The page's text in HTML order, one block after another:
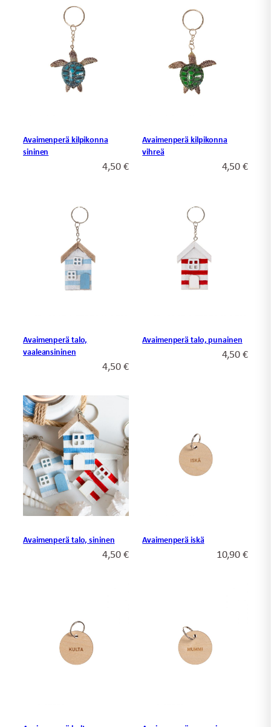
Avaimenperä kilpikonna
sininen
4,50€
Avaimenperä kilpikonna
vihreä
4,50€
Avaimenperä talo,
vaaleansininen
4,50€
Avaimenperä talo, punainen
4,50€
Avaimenperä talo, sininen
4,50€
Avaimenperä iskä
10,90€